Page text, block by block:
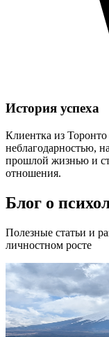
История успеха
Клиентка из Торонто
неблагодарностью,
прошлой жизнью и
отношения.
Блог о
Полезные статьи и
личностном росте